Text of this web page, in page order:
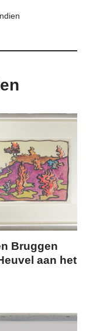
Bruggen
aan het